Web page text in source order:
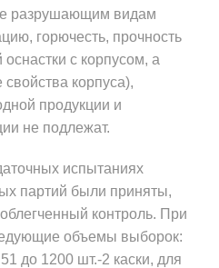
разрушающим видам
горючесть, прочность
с корпусом, а
корпуса),
продукции и
не подлежат.
испытаниях
партий были приняты,
контроль. При
объемы выборок:
до 1200 шт.-2 каски, для